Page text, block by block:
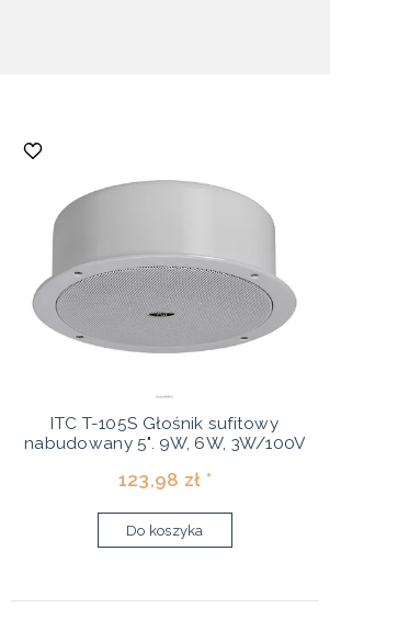
ITC T-105S Głośnik sufitowy
nabudowany 5". 9W, 6W, 3W/100V
123,98 zł *
Do koszyka